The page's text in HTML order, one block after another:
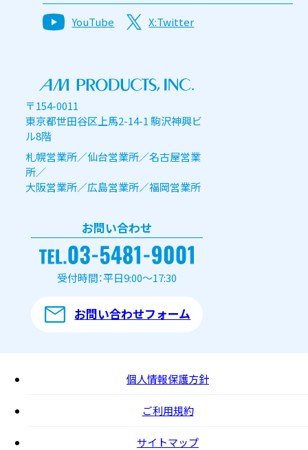
YouTube X:Twitter
〒154-0011
東京都世田谷区上馬2-14-1 駒沢神興ビ
ル8階
札幌営業所／仙台営業所／名古屋営業
所／
大阪営業所／広島営業所／福岡営業所
お問い合わせ
受付時間：平日9:00～17:30
お問い合わせフォーム
個人情報保護方針
ご利用規約
サイトマップ